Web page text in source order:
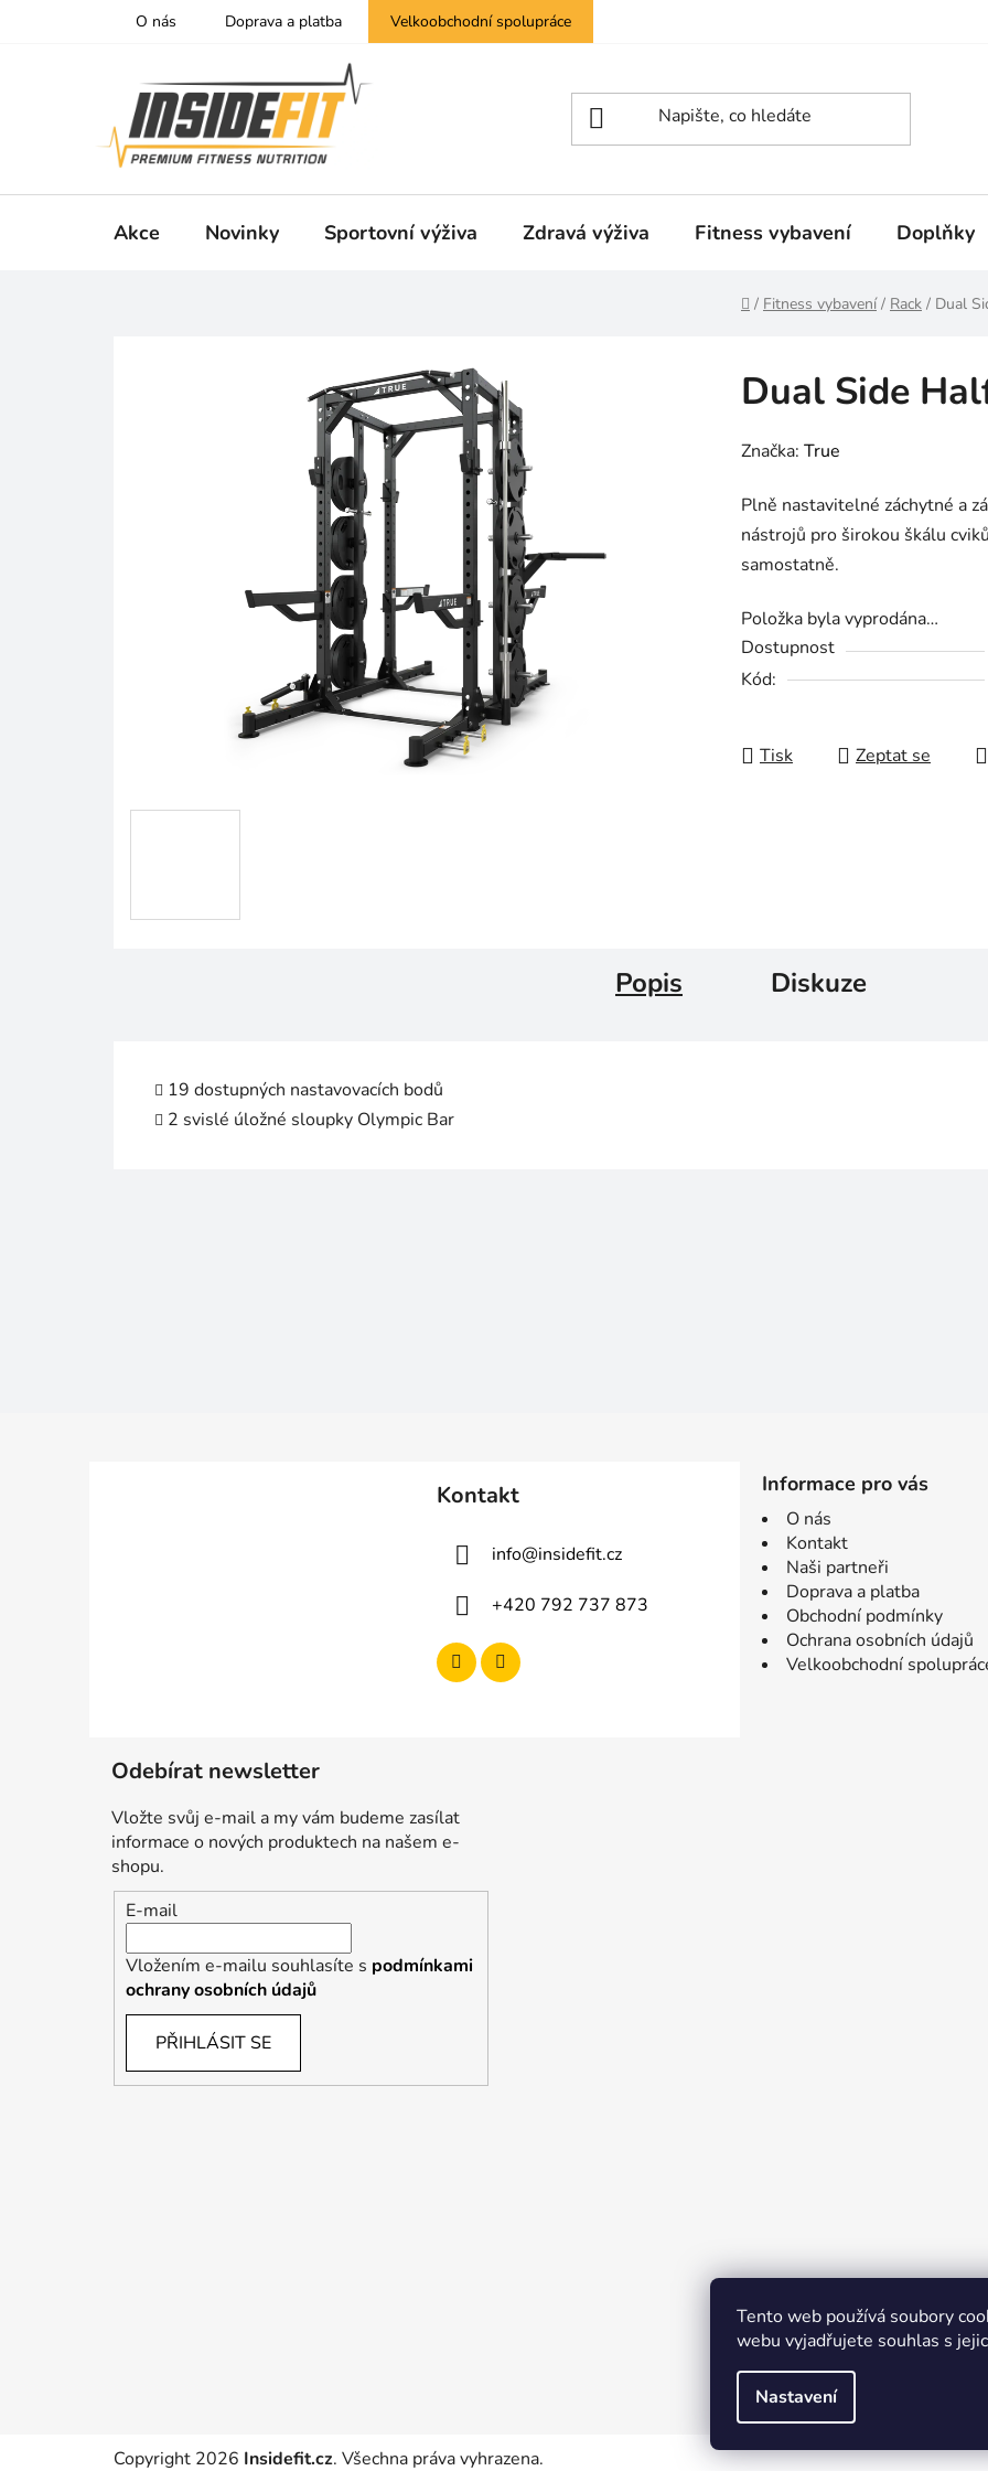
Tento web používá soubory
webu vyjadřujete souhlas s
Nastavení
O nás Doprava a platba Velkoobchodní spolupráce
Akce Novinky Sportovní výživa Zdravá výživa Fitness vybavení Doplňky
Domů
/ Fitness vybavení / Rack / Dual
Dual Side
Značka: True
Plně nastavitelné záchytné a
nástrojů pro širokou škálu
samostatně.
Položka byla vyprodána…
Dostupnost
Kód:
Tisk Zeptat se
Popis Diskuze
19 dostupných nastavovacích bodů
2 svislé úložné sloupky Olympic Bar
Kontakt
info@insidefit.cz
+420 792 737 873
Informace pro vás
O nás
Kontakt
Naši partneři
Doprava a platba
Obchodní podmínky
Ochrana osobních údajů
Velkoobchodní
Odebírat newsletter
Vložte svůj e-mail a my vám budeme zasílat
informace o nových produktech na našem e-
shopu.
E-mail
Vložením e-mailu souhlasíte s podmínkami
ochrany osobních údajů
PŘIHLÁSIT SE
Copyright 2026 Insidefit.cz. Všechna práva vyhrazena.